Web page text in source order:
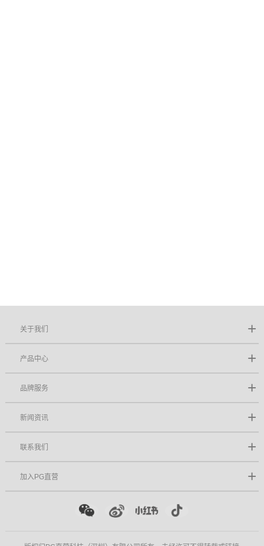
关于我们
产品中心
品牌服务
新闻资讯
联系我们
加入PG直营